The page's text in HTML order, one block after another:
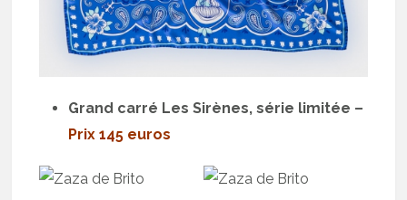
Grand carré Les Sirènes, série limitée –
Prix 145 euros